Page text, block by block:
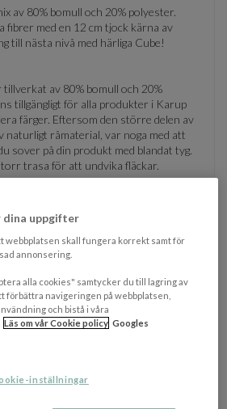
av 80% bomull och 20% polyester.
fibrer med en 12 cm tjock kärna av
till nästa nivå med härliga Cube!
tillverkat av 80% bomull och 20%
tillgängligt för alla produkter i Karup
färger. Eftersom den större delen av
naturligt råmaterial, var noga med att
sover på din produkt med blandat tyg.
trasa för att undvika fläckar.
40 cm
dina uppgifter
webbplatsen skall fungera korrekt samt för
annonsering.
alla cookies" samtycker du till lagring av
förbättra navigeringen på webbplatsen,
och bistå i våra
Läs om vår Cookie policy Googles
inställningar